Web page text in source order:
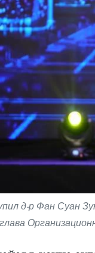
д-р Фан Суан
глава